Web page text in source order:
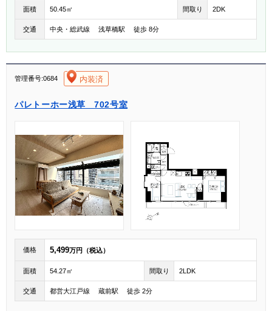
面積 50.45㎡ 間取り 2DK
交通 中央・総武線 浅草橋駅 徒歩 8分
管理番号:0684 内装済
パレトーホー浅草 702号室
価格 5,499万円（税込）
面積 54.27㎡ 間取り 2LDK
交通 都営大江戸線 蔵前駅 徒歩 2分
[004]